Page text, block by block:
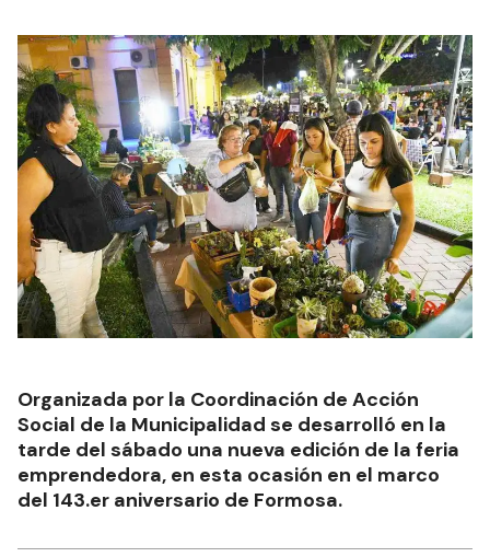
Organizada por la Coordinación de Acción
Social de la Municipalidad se desarrolló en la
tarde del sábado una nueva edición de la feria
emprendedora, en esta ocasión en el marco
del 143.er aniversario de Formosa.